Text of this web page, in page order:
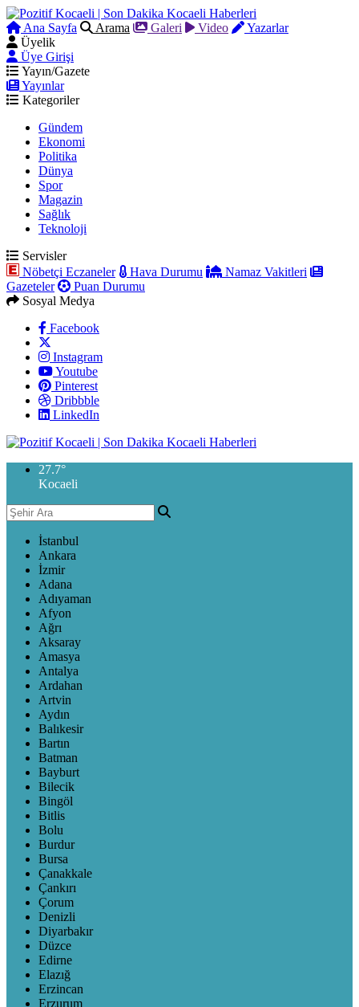
Ana Sayfa Arama Galeri Video
Yazarlar
Üyelik
Üye Girişi
Yayın/Gazete
Yayınlar
Kategoriler
Gündem
Ekonomi
Politika
Dünya
Spor
Magazin
Sağlık
Teknoloji
Servisler
Nöbetçi Eczaneler
Hava Durumu
Namaz Vakitleri
Gazeteler
Puan Durumu
Sosyal Medya
Facebook
Instagram
Youtube
Pinterest
Dribbble
LinkedIn
27.7°
Kocaeli
İstanbul
Ankara
İzmir
Adana
Adıyaman
Afyon
Ağrı
Aksaray
Amasya
Antalya
Ardahan
Artvin
Aydın
Balıkesir
Bartın
Batman
Bayburt
Bilecik
Bingöl
Bitlis
Bolu
Burdur
Bursa
Çanakkale
Çankırı
Çorum
Denizli
Diyarbakır
Düzce
Edirne
Elazığ
Erzincan
Erzurum